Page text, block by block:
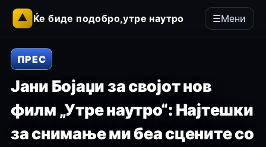
Skip
Ќе биде подобро,утре наутро ☰Мени
ПРЕС
Јани Бојаџи за својот нов
филм „Утре наутро“: Најтешки
за снимање ми беа сцените со